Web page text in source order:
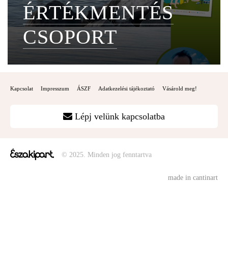
ÉRTÉKMENTÉS
CSOPORT
Kapcsolat Impresszum ÁSZF Adatkezelési tájékoztató Vásárold meg!
Lépj velünk kapcsolatba
© 2025. Minden jog fenntartva
made in cantinart